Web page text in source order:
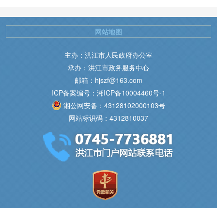
主办：洪江市人民政府办公室
承办：洪江市政务服务中心
邮箱：hjszf@163.com
ICP备案编号：湘ICP备10004460号-1
湘公网安备：43128102000103号
网站标识码：4312810037
网站地图